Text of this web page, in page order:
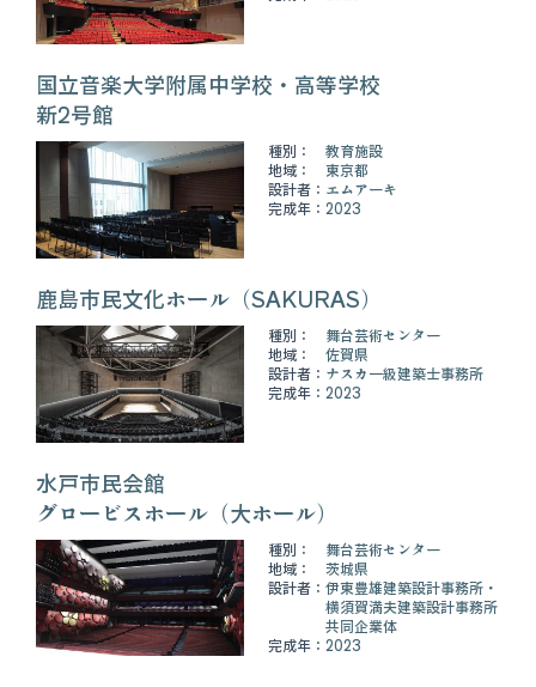
国立音楽大学附属中学校・高等学校
新2号館
種別：
教育施設
地域：
東京都
設計者： エムアーキ
完成年： 2023
鹿島市民文化ホール（SAKURAS）
種別：
舞台芸術センター
地域：
佐賀県
設計者： ナスカ一級建築士事務所
完成年： 2023
水戸市民会館
グロービスホール（大ホール）
種別：
舞台芸術センター
地域：
茨城県
設計者： 伊東豊雄建築設計事務所・
横須賀満夫建築設計事務所
共同企業体
完成年： 2023